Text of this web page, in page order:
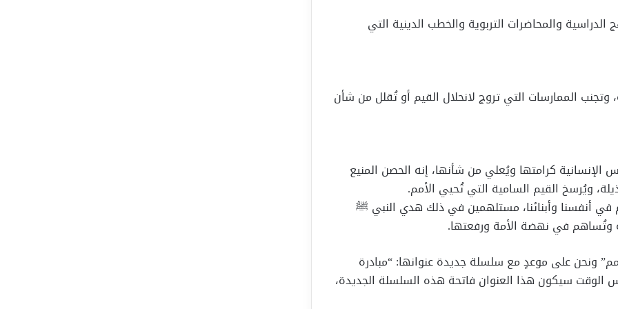
والمحاضرات التربوية والخطب الدينية التي
وتجنب الممارسات التي تروج لانحلال القيم أو تُقلل من شأن
كرامتها ويُعلي من شأنها، إنه الحصن المنيع
ويُرسخ القيم السامية التي تُحيي الأمم.
أنفسنا وأبنائنا، مستلهمين في ذلك هدي النبي ﷺ
وتُساهم في نهضة الأمة ورفعتها.
ونحن على موعدٍ مع سلسلة جديدة عنوانها: “مبادرة
سيكون هذا العنوان فاتحة هذه السلسلة الجديدة،